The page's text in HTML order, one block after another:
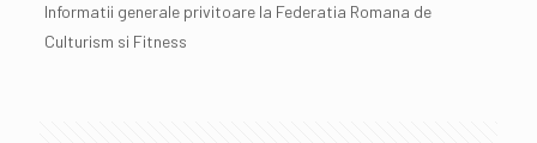
Informatii generale privitoare la Federatia Romana de
Culturism si Fitness